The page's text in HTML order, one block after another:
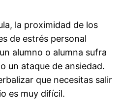
la proximidad de los
de estrés personal
alumno o alumna sufra
o un ataque de ansiedad.
que necesitas salir
es muy difícil.